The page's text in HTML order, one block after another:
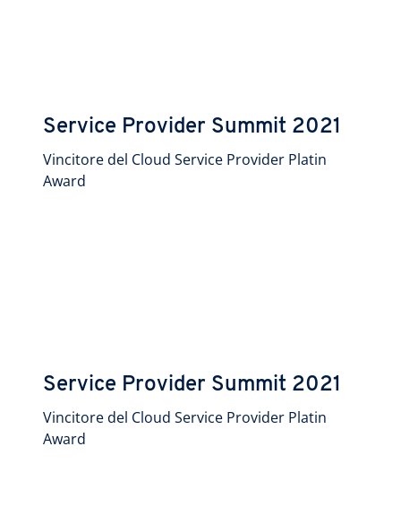
Service Provider Summit 2021
Vincitore del Cloud Service Provider Platin
Award
Service Provider Summit 2021
Vincitore del Cloud Service Provider Platin
Award